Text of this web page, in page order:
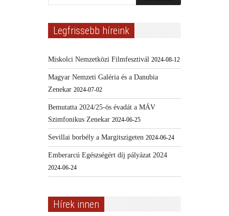
Legfrissebb híreink
Miskolci Nemzetközi Filmfesztivál 2024-08-12
Magyar Nemzeti Galéria és a Danubia
Zenekar 2024-07-02
Bemutatta 2024/25-ös évadát a MÁV
Szimfonikus Zenekar 2024-06-25
Sevillai borbély a Margitszigeten 2024-06-24
Emberarcú Egészségért díj pályázat 2024
2024-06-24
Hírek innen